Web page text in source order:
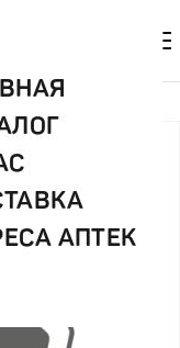
АПТЕК
детская F-22